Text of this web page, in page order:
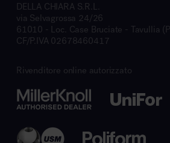
DELLA CHIARA S.R.L.
via Selvagrossa 24/26
61010 - Loc. Case Bruciate - Tavullia
CF/P.IVA 02678460417
Rivenditore online autorizzato